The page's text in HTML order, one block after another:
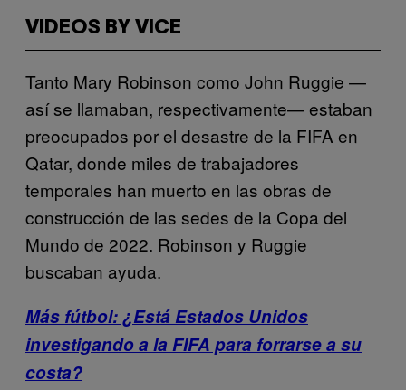
VIDEOS BY VICE
Tanto Mary Robinson como John Ruggie —
así se llamaban, respectivamente— estaban
preocupados por el desastre de la FIFA en
Qatar, donde miles de trabajadores
temporales han muerto en las obras de
construcción de las sedes de la Copa del
Mundo de 2022. Robinson y Ruggie
buscaban ayuda.
Más fútbol: ¿Está Estados Unidos
investigando a la FIFA para forrarse a su
costa?